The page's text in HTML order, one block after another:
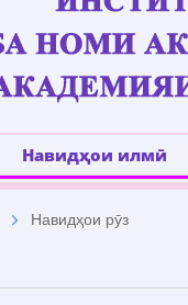
Навидҳои илмӣ
Навидҳои рӯз